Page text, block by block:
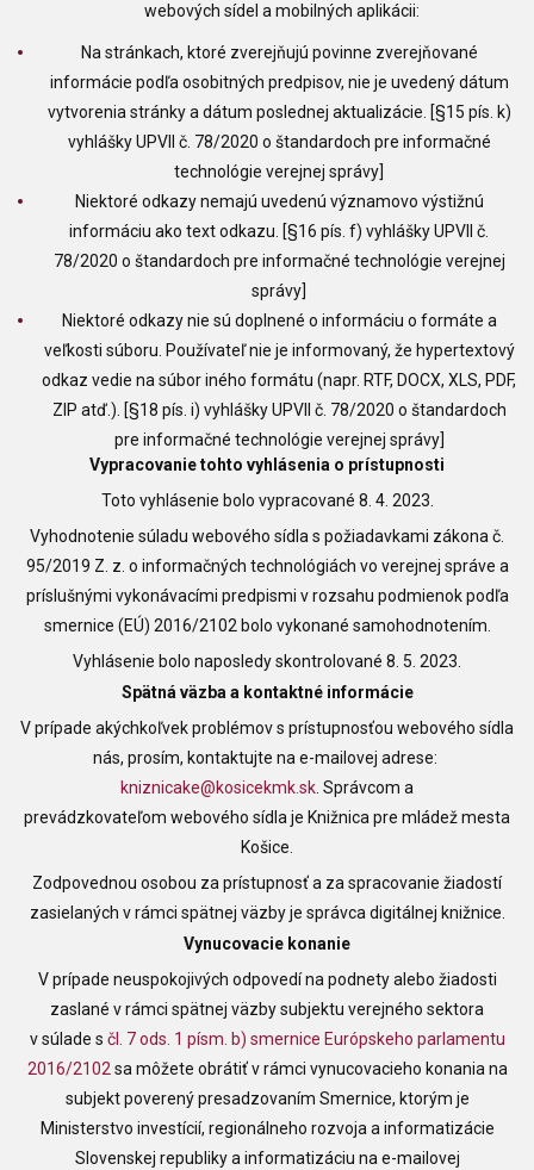
webových sídel a mobilných aplikácii:
Na stránkach, ktoré zverejňujú povinne zverejňované
informácie podľa osobitných predpisov, nie je uvedený dátum
vytvorenia stránky a dátum poslednej aktualizácie. [§15 pís. k)
vyhlášky UPVII č. 78/2020 o štandardoch pre informačné
technológie verejnej správy]
Niektoré odkazy nemajú uvedenú významovo výstižnú
informáciu ako text odkazu. [§16 pís. f) vyhlášky UPVII č.
78/2020 o štandardoch pre informačné technológie verejnej
správy]
Niektoré odkazy nie sú doplnené o informáciu o formáte a
veľkosti súboru. Používateľ nie je informovaný, že hypertextový
odkaz vedie na súbor iného formátu (napr. RTF, DOCX, XLS, PDF,
ZIP atď.). [§18 pís. i) vyhlášky UPVII č. 78/2020 o štandardoch
pre informačné technológie verejnej správy]
Vypracovanie tohto vyhlásenia o prístupnosti
Toto vyhlásenie bolo vypracované 8. 4. 2023.
Vyhodnotenie súladu webového sídla s požiadavkami zákona č.
95/2019 Z. z. o informačných technológiách vo verejnej správe a
príslušnými vykonávacími predpismi v rozsahu podmienok podľa
smernice (EÚ) 2016/2102 bolo vykonané samohodnotením.
Vyhlásenie bolo naposledy skontrolované 8. 5. 2023.
Spätná väzba a kontaktné informácie
V prípade akýchkoľvek problémov s prístupnosťou webového sídla
nás, prosím, kontaktujte na e-mailovej adrese:
kniznicake@kosicekmk.sk . Správcom a
prevádzkovateľom webového sídla je Knižnica pre mládež mesta
Košice
Zodpovednou osobou za prístupnosť a za spracovanie žiadostí
zasielaných v rámci spätnej väzby je správca digitálnej knižnice.
Vynucovacie konanie
V prípade neuspokojivých odpovedí na podnety alebo žiadosti
zaslané v rámci spätnej väzby subjektu verejného sektora
v súlade s čl. 7 ods. 1 písm. b) smernice Európskeho parlamentu
2016/2102 sa môžete obrátiť v rámci vynucovacieho konania na
subjekt poverený presadzovaním Smernice, ktorým je
Ministerstvo investícií, regionálneho rozvoja a informatizácie
Slovenskej republiky a informatizáciu na e-mailovej